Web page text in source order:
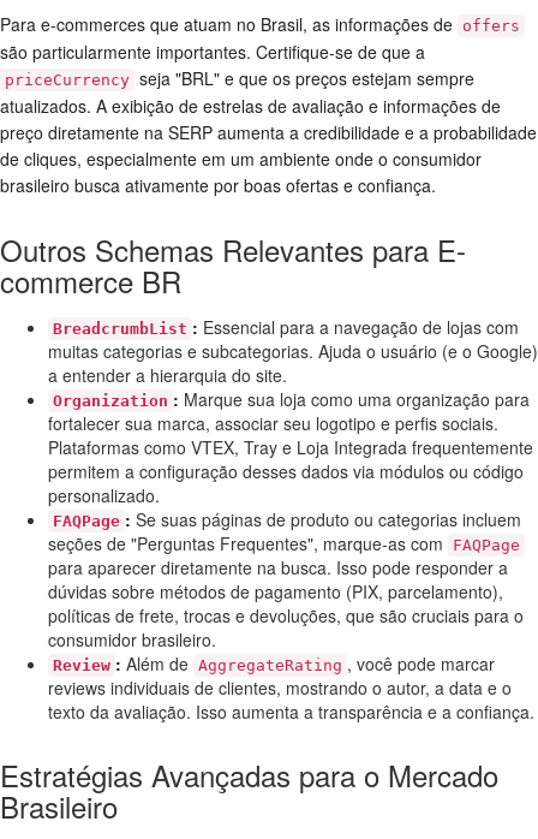
Para e-commerces que atuam no Brasil, as informações de offers
são particularmente importantes. Certifique-se de que a
priceCurrency seja "BRL" e que os preços estejam sempre
atualizados. A exibição de estrelas de avaliação e informações de
preço diretamente na SERP aumenta a credibilidade e a probabilidade
de cliques, especialmente em um ambiente onde o consumidor
brasileiro busca ativamente por boas ofertas e confiança.
Outros Schemas Relevantes para E-
commerce BR
BreadcrumbList : Essencial para a navegação de lojas com
muitas categorias e subcategorias. Ajuda o usuário (e o Google)
a entender a hierarquia do site.
Organization : Marque sua loja como uma organização para
fortalecer sua marca, associar seu logotipo e perfis sociais.
Plataformas como VTEX, Tray e Loja Integrada frequentemente
permitem a configuração desses dados via módulos ou código
personalizado.
FAQPage : Se suas páginas de produto ou categorias incluem
seções de "Perguntas Frequentes", marque-as com
FAQPage
para aparecer diretamente na busca. Isso pode responder a
dúvidas sobre métodos de pagamento (PIX, parcelamento),
políticas de frete, trocas e devoluções, que são cruciais para o
consumidor brasileiro.
Review : Além de AggregateRating , você pode marcar
reviews individuais de clientes, mostrando o autor, a data e o
texto da avaliação. Isso aumenta a transparência e a confiança.
Estratégias Avançadas para o Mercado
Brasileiro